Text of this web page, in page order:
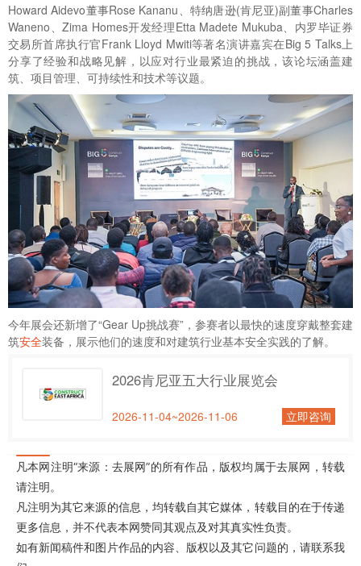
Howard Aidevo董事Rose Kananu、特纳唐逊(肯尼亚)副董事Charles
Waneno、Zima Homes开发经理Etta Madete Mukuba、内罗毕证券
交易所首席执行官Frank Lloyd Mwiti等著名演讲嘉宾在Big 5 Talks上
分享了经验和战略见解，以应对行业最紧迫的挑战，该论坛涵盖建
筑、项目管理、可持续性和技术等议题。
今年展会还新增了“Gear Up挑战赛”，参赛者以最快的速度穿戴整套建
筑安全装备，展示他们的速度和对建筑行业基本安全实践的了解。
2026肯尼亚五大行业展览会
2026-11-04~2026-11-06 立即咨询
凡本网注明“来源：去展网”的所有作品，版权均属于去展网，转载
请注明。
凡注明为其它来源的信息，均转载自其它媒体，转载目的在于传递
更多信息，并不代表本网赞同其观点及对其真实性负责。
如有新闻稿件和图片作品的内容、版权以及其它问题的，请联系我